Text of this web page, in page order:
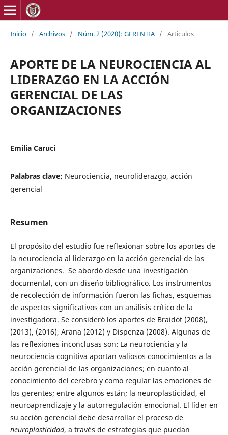
Inicio / Archivos / Núm. 2 (2020): GERENTIA / Articulos
APORTE DE LA NEUROCIENCIA AL
LIDERAZGO EN LA ACCIÓN
GERENCIAL DE LAS
ORGANIZACIONES
Emilia Caruci
Palabras clave: Neurociencia, neuroliderazgo, acción
gerencial
Resumen
El propósito del estudio fue reflexionar sobre los aportes de
la neurociencia al liderazgo en la acción gerencial de las
organizaciones. Se abordó desde una investigación
documental, con un diseño bibliográfico. Los instrumentos
de recolección de información fueron las fichas, esquemas
de aspectos significativos con un análisis crítico de la
investigadora. Se consideró los aportes de Braidot (2008),
(2013), (2016), Arana (2012) y Dispenza (2008). Algunas de
las reflexiones inconclusas son: La neurociencia y la
neurociencia cognitiva aportan valiosos conocimientos a la
acción gerencial de las organizaciones; en cuanto al
conocimiento del cerebro y como regular las emociones de
los gerentes; entre algunos están; la neuroplasticidad, el
neuroaprendizaje y la autorregulación emocional. El líder en
su acción gerencial debe desarrollar el proceso de
neuroplasticidad, a través de estrategias que puedan